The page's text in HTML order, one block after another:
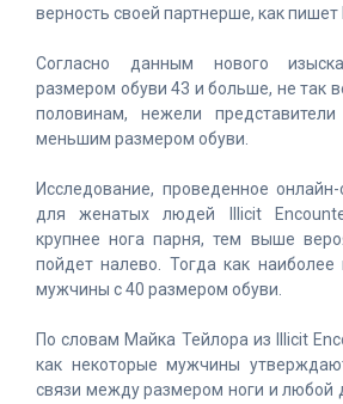
верность своей партнерше, как
Согласно данным нового
размером обуви 43 и больше, не так
половинам, нежели
меньшим размером обуви.
Исследование, проведенное
для женатых людей Illicit
крупнее нога парня, тем выше
пойдет налево. Тогда как
мужчины с 40 размером обуви.
По словам Майка Тейлора из Illicit
как некоторые мужчины
связи между размером ноги и любой